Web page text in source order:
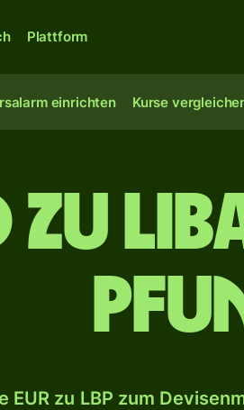
Plattform
einrichten Kurse
zu
EUR zu LBP zum